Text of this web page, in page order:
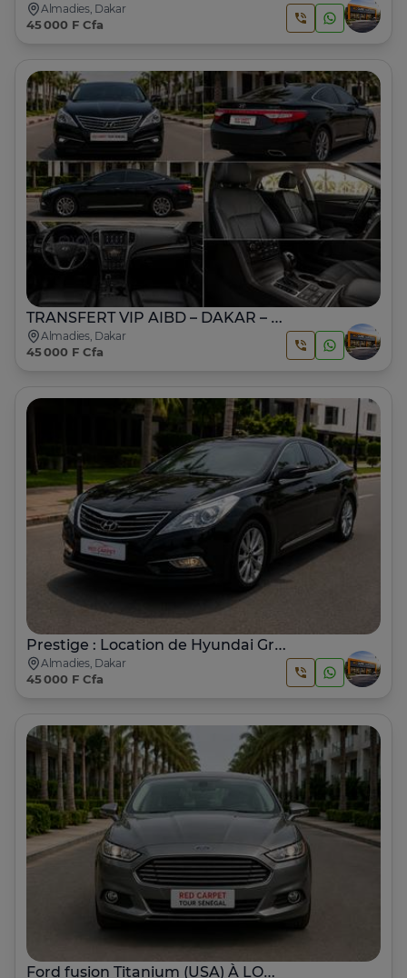
Monsieur DJIBRIL THIAM BARRO.
Almadies, Dakar
45 000 F Cfa
TRANSFERT VIP AIBD – DAKAR – MONUD
Almadies, Dakar
45 000 F Cfa
Prestige : Location de Hyundai Grandeur HG240 2017 à Dakar
Almadies, Dakar
45 000 F Cfa
Ford fusion Titanium (USA) À LOUER À DAKAR